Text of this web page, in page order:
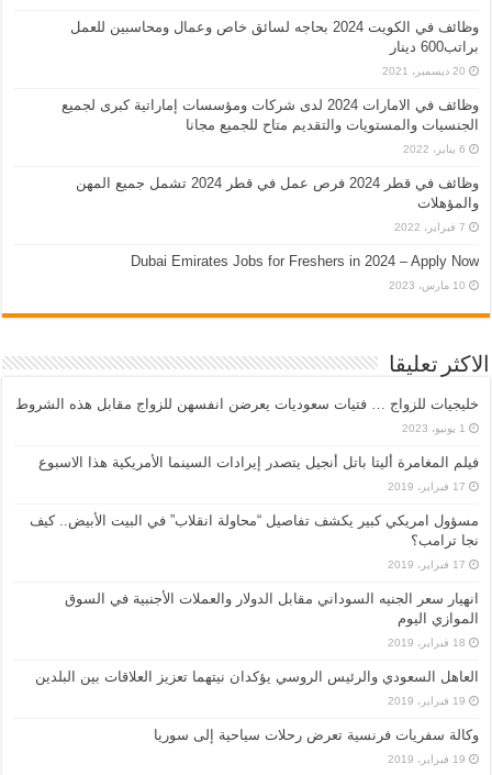
وظائف في الكويت 2024 بحاجه لسائق خاص وعمال ومحاسبين للعمل
براتب600 دينار
20 ديسمبر، 2021
وظائف في الامارات 2024 لدى شركات ومؤسسات إماراتية كبرى لجميع
الجنسيات والمستويات والتقديم متاح للجميع مجانا
6 يناير، 2022
وظائف في قطر 2024 فرص عمل في قطر 2024 تشمل جميع المهن
والمؤهلات
7 فبراير، 2022
Dubai Emirates Jobs for Freshers in 2024 – Apply Now
10 مارس، 2023
الاكثر تعليقا
خليجيات للزواج … فتيات سعوديات يعرضن انفسهن للزواج مقابل هذه الشروط
1 يونيو، 2023
فيلم المغامرة أليتا‭ ‬باتل أنجيل يتصدر إيرادات السينما الأمريكية هذا الاسبوع
17 فبراير، 2019
مسؤول امريكي كبير يكشف تفاصيل “محاولة انقلاب” في البيت الأبيض.. كيف
نجا ترامب؟
17 فبراير، 2019
انهيار سعر الجنيه السوداني مقابل الدولار والعملات الأجنبية في السوق
الموازي اليوم
18 فبراير، 2019
العاهل السعودي والرئيس الروسي يؤكدان نيتهما تعزيز العلاقات بين البلدين
19 فبراير، 2019
وكالة سفريات فرنسية تعرض رحلات سياحية إلى سوريا
19 فبراير، 2019